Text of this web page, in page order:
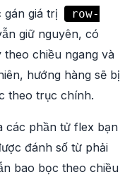
gán giá trị
row-
giữ nguyên, có
chiều ngang và
hướng hàng sẽ bị
theo trục chính.
các phần tử flex bạn
đánh số từ phải
bao bọc theo chiều